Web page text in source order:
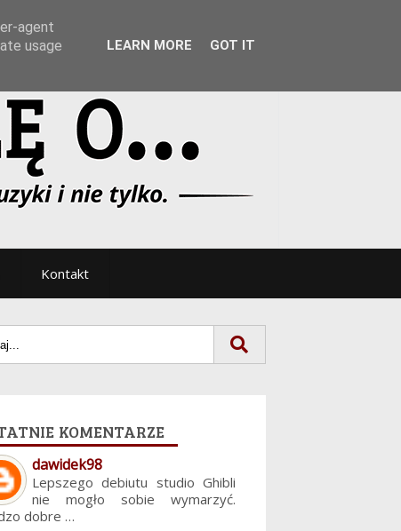
Kontakt
komentarze
dawidek98
Lepszego debiutu studio Ghibli
nie mogło sobie wymarzyć.
dobre …
agent
usage
LEARN MORE GOT IT